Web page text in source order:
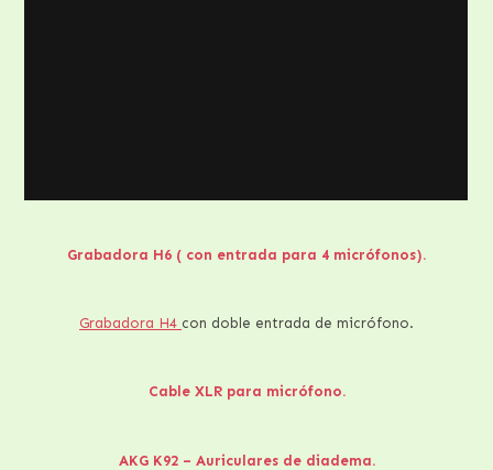
Grabadora H6 ( con entrada para 4 micrófonos).
Grabadora H4 con doble entrada de micrófono.
Cable XLR para micrófono.
AKG K92 – Auriculares de diadema.